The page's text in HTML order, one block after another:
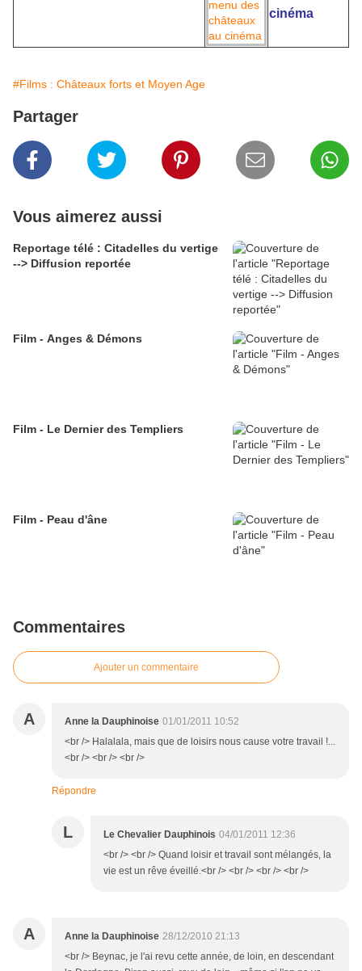
cinéma
#Films : Châteaux forts et Moyen Age
Partager
Vous aimerez aussi
Reportage télé : Citadelles du vertige
--> Diffusion reportée
Film - Anges & Démons
Film - Le Dernier des Templiers
Film - Peau d'âne
Commentaires
Ajouter un commentaire
A Anne la Dauphinoise 01/01/2011 10:52
<br /> Halalala, mais que de loisirs nous cause votre travail !...
<br /> <br /> <br />
Répondre
L Le Chevalier Dauphinois 04/01/2011 12:36
<br /> <br /> Quand loisir et travail sont mélangés, la
vie est un rêve éveillé.<br /> <br /> <br /> <br />
A Anne la Dauphinoise 28/12/2010 21:13
<br /> Beynac, je l'ai revu cette année, de loin, en descendant